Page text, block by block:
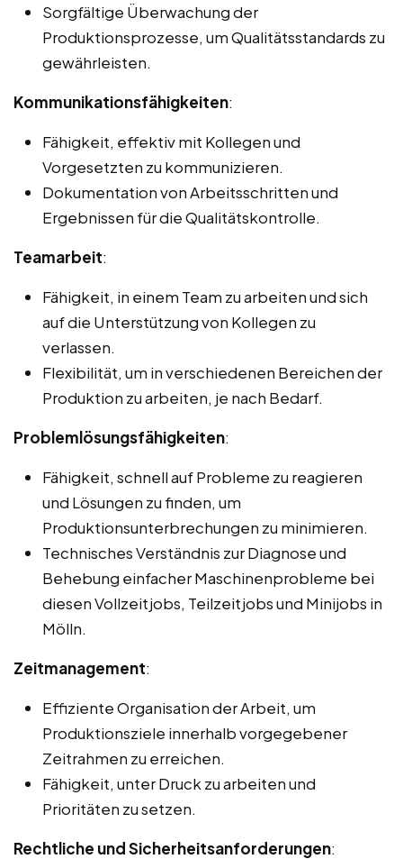
Sorgfältige Überwachung der
Produktionsprozesse, um Qualitätsstandards zu
gewährleisten.
Kommunikationsfähigkeiten:
Fähigkeit, effektiv mit Kollegen und
Vorgesetzten zu kommunizieren.
Dokumentation von Arbeitsschritten und
Ergebnissen für die Qualitätskontrolle.
Teamarbeit:
Fähigkeit, in einem Team zu arbeiten und sich
auf die Unterstützung von Kollegen zu
verlassen.
Flexibilität, um in verschiedenen Bereichen der
Produktion zu arbeiten, je nach Bedarf.
Problemlösungsfähigkeiten:
Fähigkeit, schnell auf Probleme zu reagieren
und Lösungen zu finden, um
Produktionsunterbrechungen zu minimieren.
Technisches Verständnis zur Diagnose und
Behebung einfacher Maschinenprobleme bei
diesen Vollzeitjobs, Teilzeitjobs und Minijobs in
Mölln.
Zeitmanagement:
Effiziente Organisation der Arbeit, um
Produktionsziele innerhalb vorgegebener
Zeitrahmen zu erreichen.
Fähigkeit, unter Druck zu arbeiten und
Prioritäten zu setzen.
Rechtliche und Sicherheitsanforderungen: